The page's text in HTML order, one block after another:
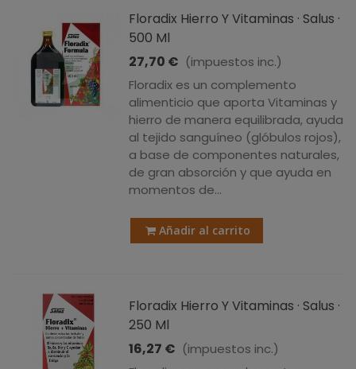
Floradix Hierro Y Vitaminas · Salus ·
500 Ml
27,70 € (impuestos inc.)
Floradix es un complemento
alimenticio que aporta Vitaminas y
hierro de manera equilibrada, ayuda
al tejido sanguíneo (glóbulos rojos),
a base de componentes naturales,
de gran absorción y que ayuda en
momentos de...
Añadir al carrito
Floradix Hierro Y Vitaminas · Salus ·
250 Ml
16,27 € (impuestos inc.)